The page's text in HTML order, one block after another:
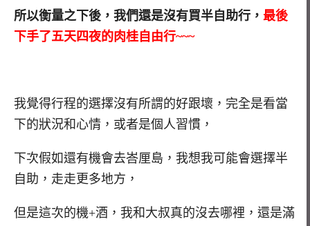
所以衡量之下後，我們還是沒有買半自助行， 最後
下手了五天四夜的肉桂自由行~~~
我覺得行程的選擇沒有所謂的好跟壞，完全是看當
下的狀況和心情，或者是個人習慣，
下次假如還有機會去峇厘島，我想我可能會選擇半
自助，走走更多地方，
但是這次的機+酒，我和大叔真的沒去哪裡，還是滿